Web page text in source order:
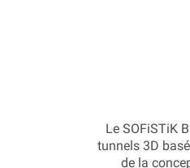
Le SOFiSTiK
tunnels 3D
de la